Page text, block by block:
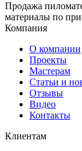
Продажа
материалы по
Компания
О компании
Проекты
Мастерам
Статьи и
Отзывы
Видео
Контакты
Клиентам